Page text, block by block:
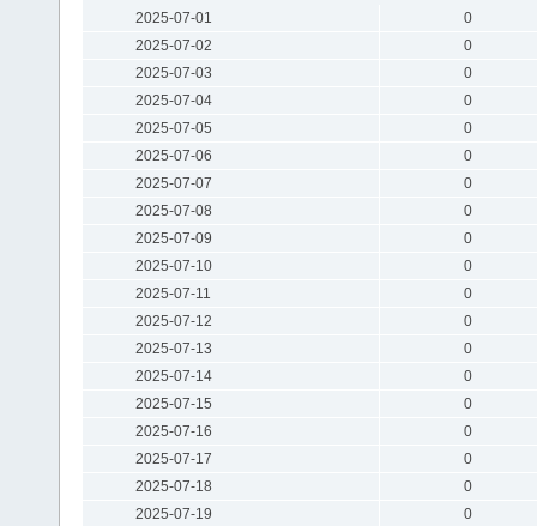
2025-07-01
0
2025-07-02
0
2025-07-03
0
2025-07-04
0
2025-07-05
0
2025-07-06
0
2025-07-07
0
2025-07-08
0
2025-07-09
0
2025-07-10
0
2025-07-11
0
2025-07-12
0
2025-07-13
0
2025-07-14
0
2025-07-15
0
2025-07-16
0
2025-07-17
0
2025-07-18
0
2025-07-19
0